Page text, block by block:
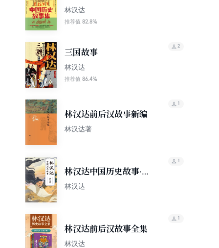
林汉达
推荐值 82.8%
三国故事
林汉达
推荐值 86.4%
2
林汉达前后汉故事新编
林汉达著
1
林汉达中国历史故事·春
秋战国（果麦经典）
林汉达
1
林汉达前后汉故事全集
林汉达
1